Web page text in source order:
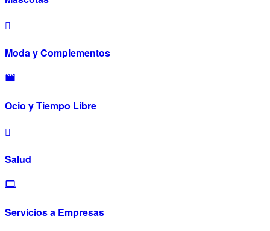
Moda y Complementos
Ocio y Tiempo Libre
Salud
Servicios a Empresas